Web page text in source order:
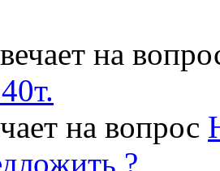
на
на вопрос
?